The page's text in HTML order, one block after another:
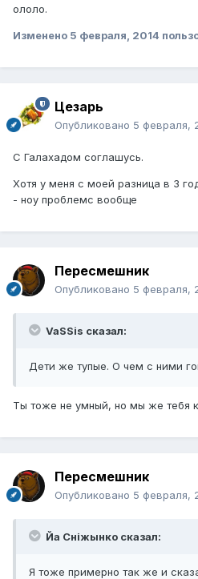
ололо.
Изменено 5 февраля, 2014
Цезарь
Опубликовано 5 февраля,
С Галахадом соглашусь.
Хотя у меня с моей разница в 3
- ноу проблемс вообще
Пересмешник
Опубликовано 5 февраля,
VaSSis сказал:
Дети же тупые. О чем с ними
Ты тоже не умный, но мы же тебя
Пересмешник
Опубликовано 5 февраля,
Йа Сніжынко сказал:
Я тоже примерно так же и